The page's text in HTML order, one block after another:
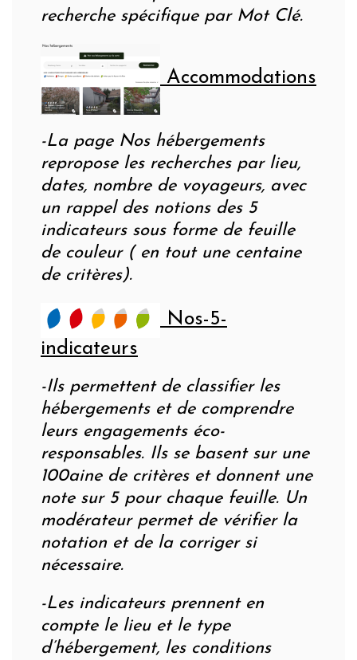
recherche spécifique par Mot Clé.
Accommodations
-La page Nos hébergements
repropose les recherches par lieu,
dates, nombre de voyageurs, avec
un rappel des notions des 5
indicateurs sous forme de feuille
de couleur ( en tout une centaine
de critères).
Nos-5-
indicateurs
-Ils permettent de classifier les
hébergements et de comprendre
leurs engagements éco-
responsables. Ils se basent sur une
100aine de critères et donnent une
note sur 5 pour chaque feuille. Un
modérateur permet de vérifier la
notation et de la corriger si
nécessaire.
-Les indicateurs prennent en
compte le lieu et le type
d’hébergement, les conditions